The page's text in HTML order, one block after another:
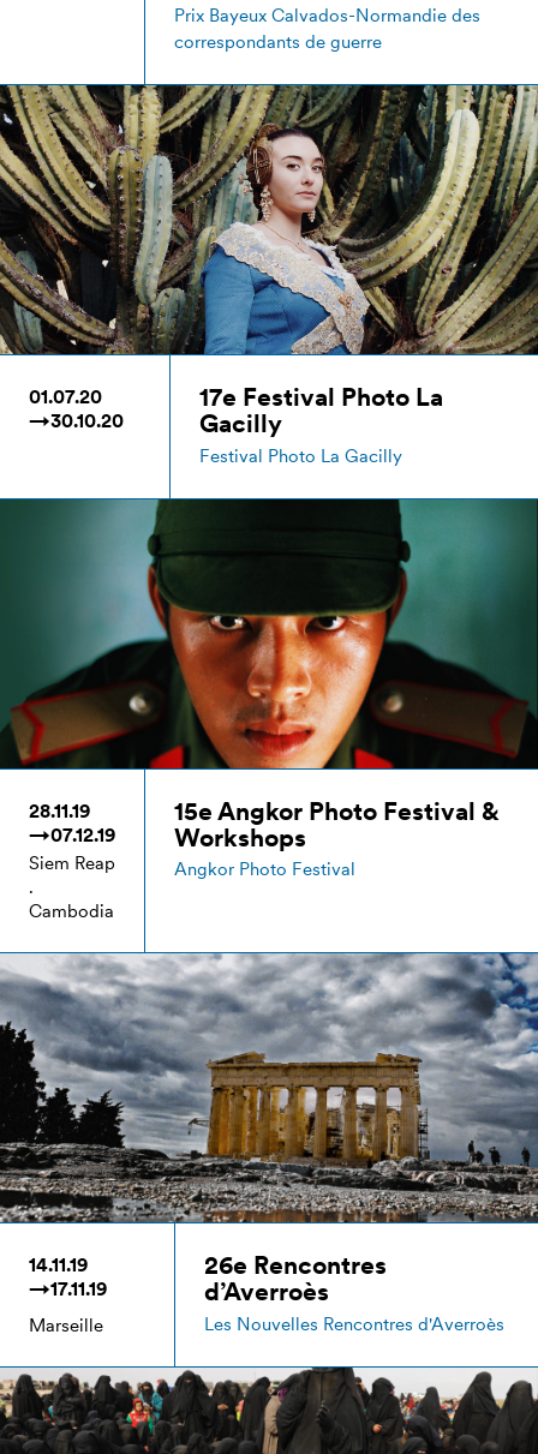
Prix Bayeux Calvados-Normandie des
correspondants de guerre
01.07.20
→30.10.20
17e Festival Photo La
Gacilly
Festival Photo La Gacilly
28.11.19
→07.12.19
Siem Reap
.
Cambodia
15e Angkor Photo Festival &
Workshops
Angkor Photo Festival
14.11.19
→17.11.19
Marseille
26e Rencontres
d’Averroès
Les Nouvelles Rencontres d'Averroès